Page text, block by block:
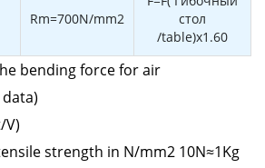
Rm=700N/mm2
стол
/table)x1.60
bending force for air
V)
strength in N/mm2 10N≈1Kg